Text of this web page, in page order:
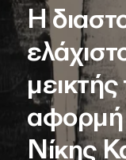
Η
αφορμή
Νίκης